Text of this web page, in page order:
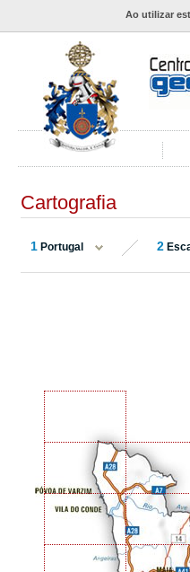
Ao utilizar
Cartografia
1 Portugal 2